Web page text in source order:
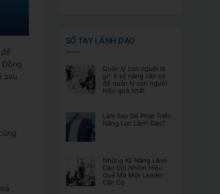
Đồng
sau
SỔ TAY LÃNH ĐẠO
Quản lý con người là
gì? 9 kỹ năng cần có
để quản lý con người
hiệu quả nhất
Làm Sao Để Phát Triển
Năng Lực Lãnh Đạo?
Những Kỹ Năng Lãnh
Đạo Đội Nhóm Hiệu
Quả Mà Một Leader
Cần Có